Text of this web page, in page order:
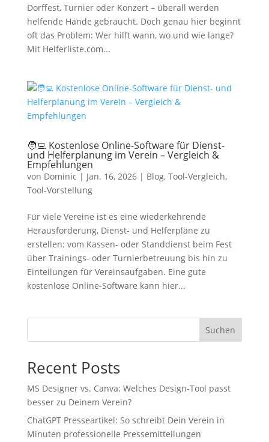
Dorffest, Turnier oder Konzert – überall werden
helfende Hände gebraucht. Doch genau hier beginnt
oft das Problem: Wer hilft wann, wo und wie lange?
Mit Helferliste.com...
🧑‍💻 Kostenlose Online-Software für Dienst-
und Helferplanung im Verein – Vergleich &
Empfehlungen
von Dominic | Jan. 16, 2026| Blog, Tool-Vergleich,
Tool-Vorstellung
Für viele Vereine ist es eine wiederkehrende
Herausforderung, Dienst- und Helferpläne zu
erstellen: vom Kassen- oder Standdienst beim Fest
über Trainings- oder Turnierbetreuung bis hin zu
Einteilungen für Vereinsaufgaben. Eine gute
kostenlose Online-Software kann hier...
Suchen
Recent Posts
MS Designer vs. Canva: Welches Design-Tool passt
besser zu Deinem Verein?
ChatGPT Presseartikel: So schreibt Dein Verein in
Minuten professionelle Pressemitteilungen